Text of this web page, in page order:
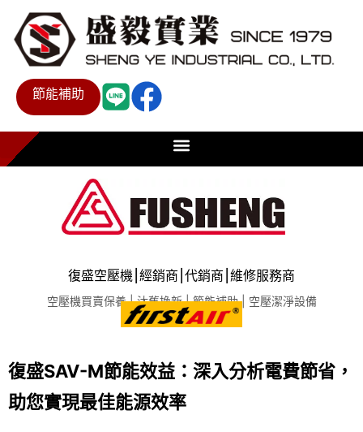
節能補助
復盛空壓機⎮經銷商⎮代銷商⎮維修服務商
空壓機買賣保養 | 汰舊換新 | 節能補助 | 空壓潔淨設備
復盛SAV-M節能效益：深入分析電費節省，
助您實現最佳能源效率